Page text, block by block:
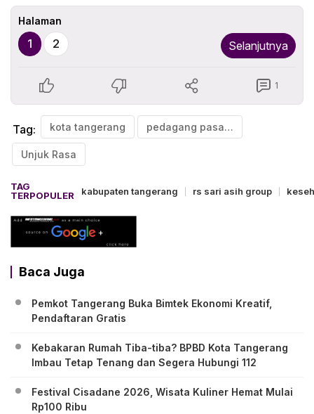
Halaman
1 2 Selanjutnya
1
Tag: kota tangerang pedagang pasar lama
Unjuk Rasa
TAG
TERPOPULER
kabupaten tangerang rs sari asih group
Baca Juga
Pemkot Tangerang Buka Bimtek Ekonomi Kreatif,
Pendaftaran Gratis
Kebakaran Rumah Tiba-tiba? BPBD Kota Tangerang
Imbau Tetap Tenang dan Segera Hubungi 112
Festival Cisadane 2026, Wisata Kuliner Hemat Mulai
Rp100 Ribu